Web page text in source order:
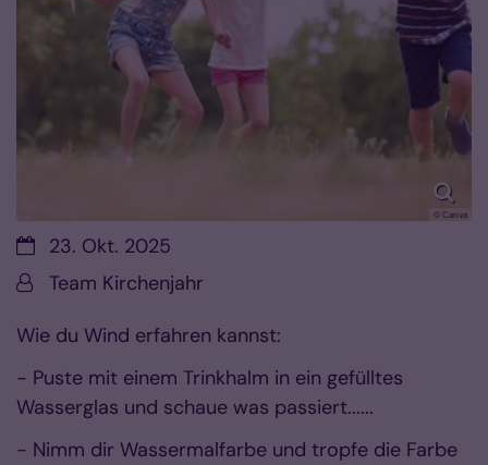
© Canva
Datum:23. Okt. 2025
Von:Team Kirchenjahr
Wie du Wind erfahren kannst:
- Puste mit einem Trinkhalm in ein gefülltes
Wasserglas und schaue was passiert......
- Nimm dir Wassermalfarbe und tropfe die Farbe